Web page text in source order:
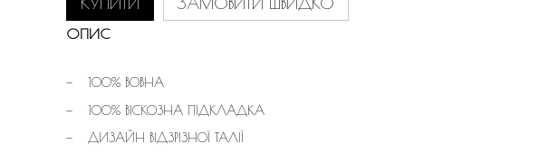
ОПИС
100% ВОВНА
100% ВІСКОЗНА ПІДКЛАДКА
ДИЗАЙН ВІДЗРІЗНОЇ ТАЛІЇ